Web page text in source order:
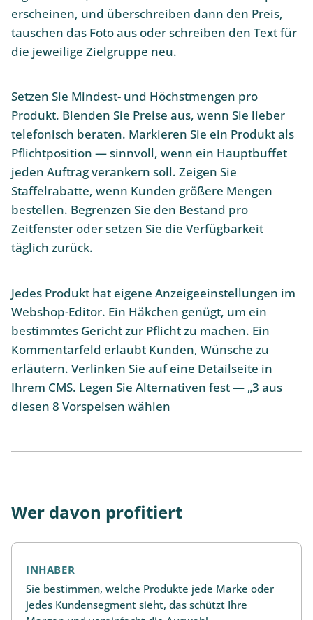
erscheinen, und überschreiben dann den Preis,
tauschen das Foto aus oder schreiben den Text für
die jeweilige Zielgruppe neu.
Setzen Sie Mindest- und Höchstmengen pro
Produkt. Blenden Sie Preise aus, wenn Sie lieber
telefonisch beraten. Markieren Sie ein Produkt als
Pflichtposition — sinnvoll, wenn ein Hauptbuffet
jeden Auftrag verankern soll. Zeigen Sie
Staffelrabatte, wenn Kunden größere Mengen
bestellen. Begrenzen Sie den Bestand pro
Zeitfenster oder setzen Sie die Verfügbarkeit
täglich zurück.
Jedes Produkt hat eigene Anzeigeeinstellungen im
Webshop-Editor. Ein Häkchen genügt, um ein
bestimmtes Gericht zur Pflicht zu machen. Ein
Kommentarfeld erlaubt Kunden, Wünsche zu
erläutern. Verlinken Sie auf eine Detailseite in
Ihrem CMS. Legen Sie Alternativen fest — „3 aus
diesen 8 Vorspeisen wählen
Wer davon profitiert
INHABER
Sie bestimmen, welche Produkte jede Marke oder
jedes Kundensegment sieht, das schützt Ihre